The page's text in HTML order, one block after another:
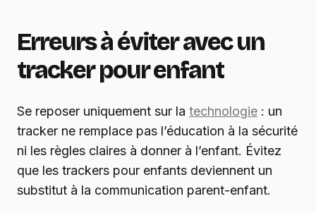
Erreurs à éviter avec un
tracker pour enfant
Se reposer uniquement sur la technologie : un
tracker ne remplace pas l’éducation à la sécurité
ni les règles claires à donner à l’enfant. Évitez
que les trackers pour enfants deviennent un
substitut à la communication parent-enfant.